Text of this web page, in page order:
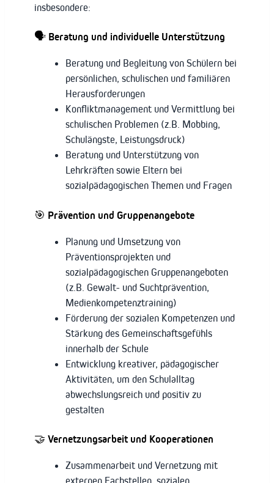
insbesondere:
🗣️ Beratung und individuelle Unterstützung
Beratung und Begleitung von Schülern bei
persönlichen, schulischen und familiären
Herausforderungen
Konfliktmanagement und Vermittlung bei
schulischen Problemen (z.B. Mobbing,
Schulängste, Leistungsdruck)
Beratung und Unterstützung von
Lehrkräften sowie Eltern bei
sozialpädagogischen Themen und Fragen
🎯 Prävention und Gruppenangebote
Planung und Umsetzung von
Präventionsprojekten und
sozialpädagogischen Gruppenangeboten
(z.B. Gewalt- und Suchtprävention,
Medienkompetenztraining)
Förderung der sozialen Kompetenzen und
Stärkung des Gemeinschaftsgefühls
innerhalb der Schule
Entwicklung kreativer, pädagogischer
Aktivitäten, um den Schulalltag
abwechslungsreich und positiv zu
gestalten
🤝 Vernetzungsarbeit und Kooperationen
Zusammenarbeit und Vernetzung mit
externen Fachstellen, sozialen